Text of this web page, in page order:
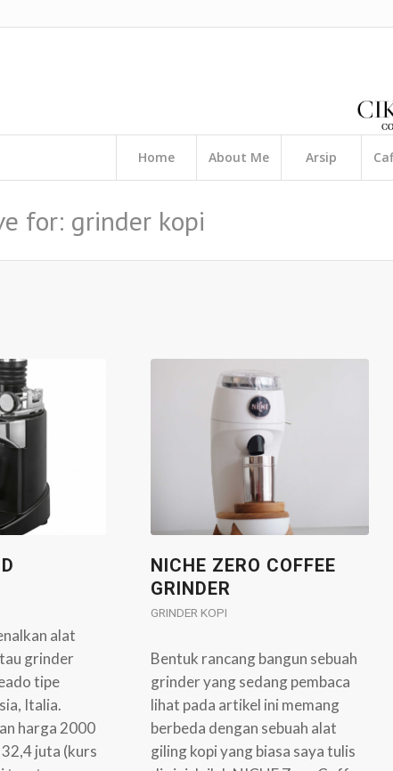
Home About Me Arsip
for: grinder kopi
alat
grinder
tipe
Italia.
harga 2000
juta (kurs
NICHE ZERO COFFEE
GRINDER
GRINDER KOPI
Bentuk rancang bangun sebuah
grinder yang sedang pembaca
lihat pada artikel ini memang
berbeda dengan sebuah alat
giling kopi yang biasa saya tulis